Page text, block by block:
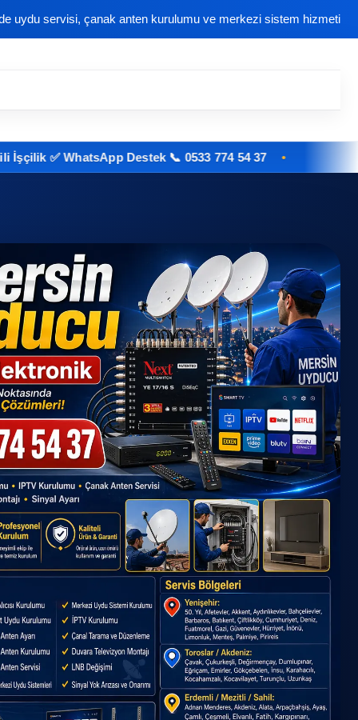
uydu servisi, çanak anten kurulumu ve merkezi sistem hizmeti
WhatsApp Destek 📞 0533 774 54 37